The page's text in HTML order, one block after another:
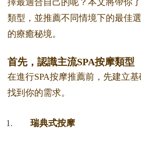
擇最適合自己的呢？本文將帶你
類型，並推薦不同情境下的最佳
的療癒秘境。
首先，認識主流SPA按摩類型
在進行SPA按摩推薦前，先建立
找到你的需求。
瑞典式按摩